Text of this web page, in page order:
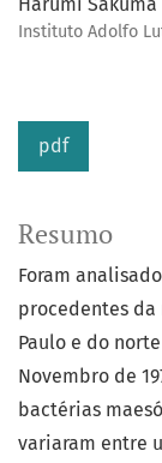
Harumi Sakuma
Instituto Adolfo
pdf
Resumo
Foram
procedentes da
Paulo e do
Novembro de
bactérias
variaram entre